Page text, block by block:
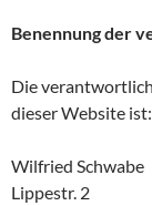
Benennung der
Die
dieser Website ist:
Wilfried Schwabe
Lippestr. 2